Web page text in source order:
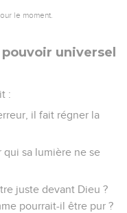
le moment.
universel
:
il fait régner la
qui sa lumière ne se
juste devant Dieu ?
pourrait-il être pur ?